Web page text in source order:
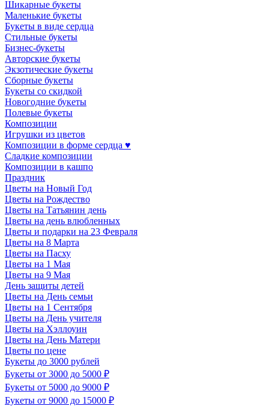
Шикарные букеты
Маленькие букеты
Букеты в виде сердца
Стильные букеты
Бизнес-букеты
Авторские букеты
Экзотические букеты
Сборные букеты
Букеты со скидкой
Новогодние букеты
Полевые букеты
Композиции
Игрушки из цветов
Композиции в форме сердца ♥
Сладкие композиции
Композиции в кашпо
Праздник
Цветы на Новый Год
Цветы на Рождество
Цветы на Татьянин день
Цветы на день влюбленных
Цветы и подарки на 23 Февраля
Цветы на 8 Марта
Цветы на Пасху
Цветы на 1 Мая
Цветы на 9 Мая
День защиты детей
Цветы на День семьи
Цветы на 1 Сентября
Цветы на День учителя
Цветы на Хэллоуин
Цветы на День Матери
Цветы по цене
Букеты до 3000 рублей
Букеты от 3000 до 5000 ₽
Букеты от 5000 до 9000 ₽
Букеты от 9000 до 15000 ₽